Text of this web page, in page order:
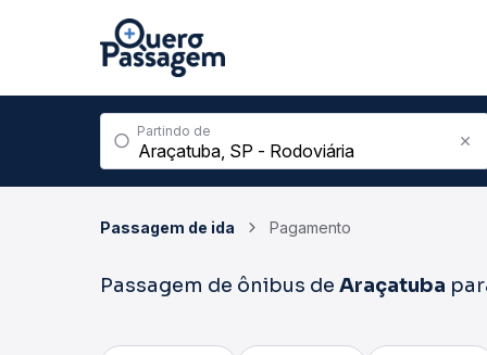
Partindo de
Passagem de ida Pagamento
Passagem de ônibus de Araçatuba